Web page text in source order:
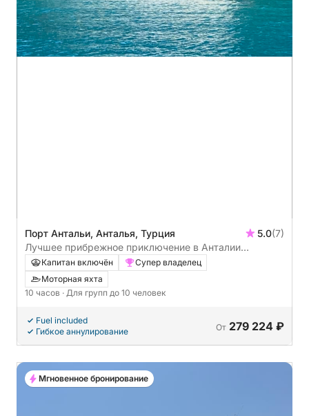
Порт Антальи, Анталья, Турция 5.0(7)
Лучшее прибрежное приключение в Анталии
(Анталия - древний город Фазелис)
Капитан включён
Супер владелец
Моторная яхта
10 часов · Для групп до 10 человек
Fuel included
Гибкое аннулирование
От 279 224 ₽
Мгновенное бронирование